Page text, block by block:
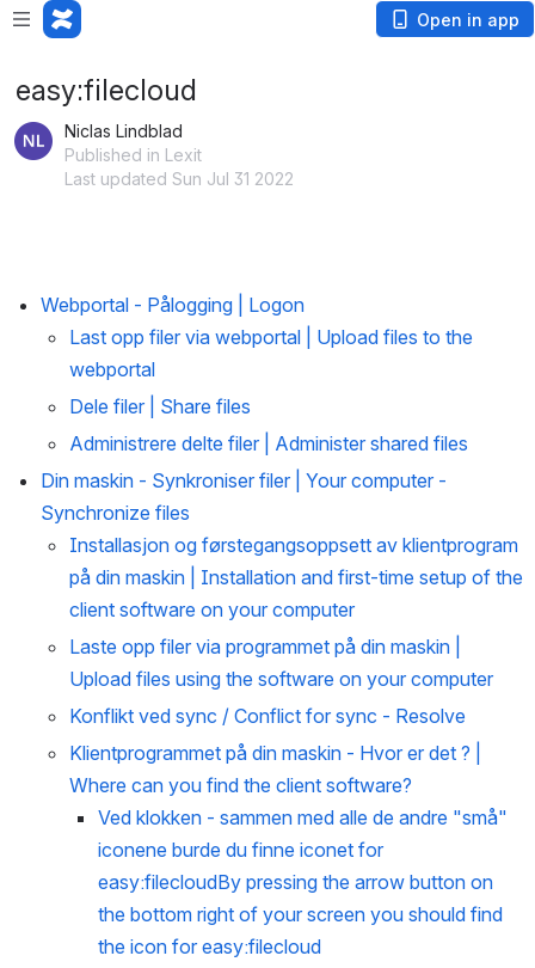
Open in app
easy:filecloud
Niclas Lindblad
Published in Lexit
Last updated Sun Jul 31 2022
Webportal - Pålogging | Logon
Last opp filer via webportal | Upload files to the
webportal
Dele filer | Share files
Administrere delte filer | Administer shared files
Din maskin - Synkroniser filer | Your computer -
Synchronize files
Installasjon og førstegangsoppsett av klientprogram
på din maskin | Installation and first-time setup of the
client software on your computer
Laste opp filer via programmet på din maskin |
Upload files using the software on your computer
Konflikt ved sync / Conflict for sync - Resolve
Klientprogrammet på din maskin - Hvor er det ? |
Where can you find the client software?
Ved klokken - sammen med alle de andre "små"
iconene burde du finne iconet for
easy:filecloudBy pressing the arrow button on
the bottom right of your screen you should find
the icon for easy:filecloud